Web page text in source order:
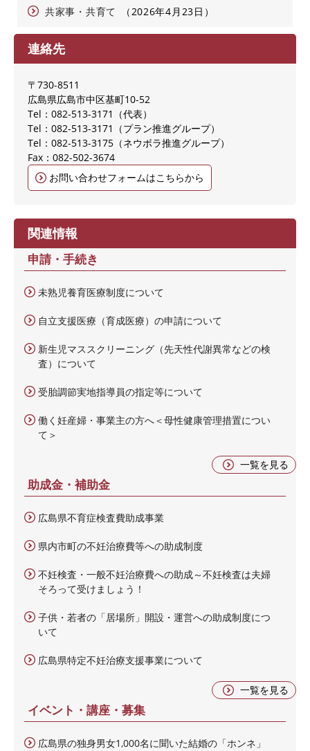
共家事・共育て 2026年4月23日
連絡先
〒730-8511
広島県広島市中区基町10-52
Tel：082-513-3171
代表
Tel：082-513-3171
プラン推進グループ
Tel：082-513-3175
ネウボラ推進グループ
Fax：082-502-3674
お問い合わせフォームはこちらから
関連情報
申請・手続き
未熟児養育医療制度について
自立支援医療（育成医療）の申請について
新生児マススクリーニング（先天性代謝異常などの検
査）について
受胎調節実地指導員の指定等について
働く妊産婦・事業主の方へ＜母性健康管理措置につい
て＞
一覧を見る
助成金・補助金
広島県不育症検査費助成事業
県内市町の不妊治療費等への助成制度
不妊検査・一般不妊治療費への助成～不妊検査は夫婦
そろって受けましょう！
子供・若者の「居場所」開設・運営への助成制度につ
いて
広島県特定不妊治療支援事業について
一覧を見る
イベント・講座・募集
広島県の独身男女1,000名に聞いた結婚の「ホンネ」